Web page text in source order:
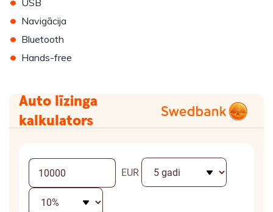
USB
• Navigācija
• Bluetooth
• Hands-free